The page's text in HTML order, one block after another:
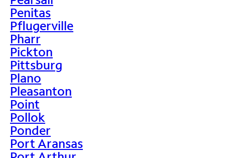
Penitas
Pflugerville
Pharr
Pickton
Pittsburg
Plano
Pleasanton
Point
Pollok
Ponder
Port Aransas